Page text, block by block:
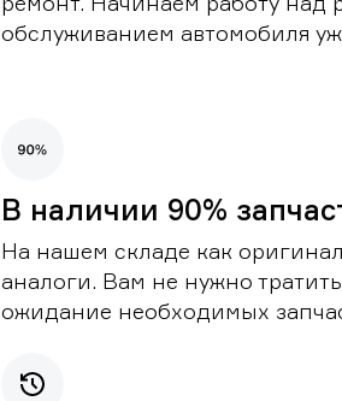
обслуживанием автомобиля
В наличии 90%
На нашем складе как
аналоги. Вам не нужно
ожидание необходимых